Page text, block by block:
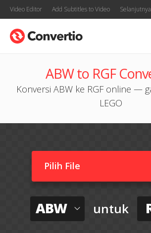
Video Editor Add Subtitles to Video Selanjutnya
ABW to RGF
Konversi ABW ke RGF online —
LEGO
Pilih File
ABW untuk